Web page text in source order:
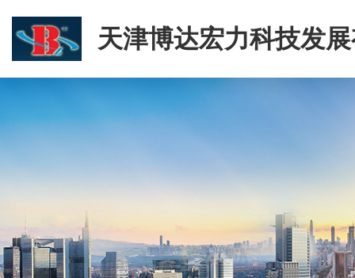
天津博达宏力科技发
司